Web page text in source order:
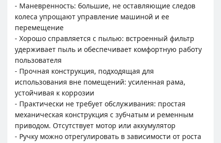
- Маневренность: большие, не оставляющие следов
колеса упрощают управление машиной и ее
перемещение
- Хорошо справляется с пылью: встроенный фильтр
удерживает пыль и обеспечивает комфортную работу
пользователя
- Прочная конструкция, подходящая для
использования вне помещений: усиленная рама,
устойчивая к коррозии
- Практически не требует обслуживания: простая
механическая конструкция с зубчатым и ременным
приводом. Отсутствует мотор или аккумулятор
- Ручку можно отрегулировать в зависимости от роста